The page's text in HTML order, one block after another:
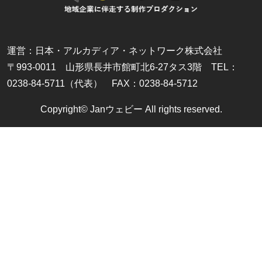
運営：日本・アルカディア・ネットワーク株式会社
〒993-0011 山形県長井市館町北6-27タス3階 TEL：
0238-84-5711（代表） FAX：0238-84-5712
Copyright© Janウェビー All rights reserved.